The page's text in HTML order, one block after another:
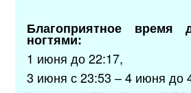
Благоприятное время
ногтями:
1 июня до 22:17,
3 июня с 23:53 – 4 июня до